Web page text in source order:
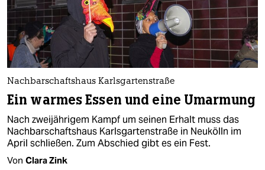
Nachbarschaftshaus Karlsgartenstraße
Ein warmes Essen und eine Umarmung
Nach zweijährigem Kampf um seinen Erhalt muss das
Nachbarschaftshaus Karlsgartenstraße in Neukölln im
April schließen. Zum Abschied gibt es ein Fest.
Von Clara Zink